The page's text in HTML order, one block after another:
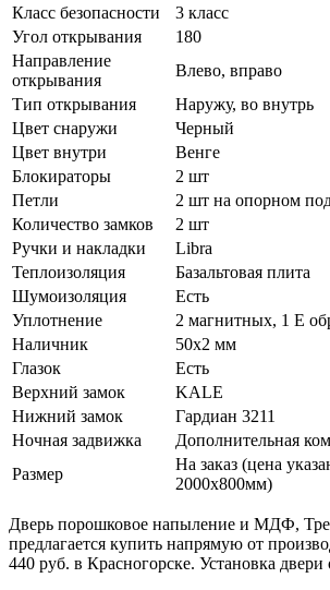
Класс безопасности
3 класс
Угол открывания
180
Направление
открывания
Влево, вправо
Тип открывания
Наружу, во внутрь
Цвет снаружи
Черный
Цвет внутри
Венге
Блокираторы
2 шт
Петли
2 шт на опорном
Количество замков
2 шт
Ручки и накладки
Libra
Теплоизоляция
Базальтовая плита
Шумоизоляция
Есть
Уплотнение
2 магнитных, 1 Е
Наличник
50х2 мм
Глазок
Есть
Верхний замок
KALE
Нижний замок
Гардиан 3211
Ночная задвижка
Дополнительная
Размер
На заказ (цена
2000х800мм)
Дверь порошковое напыление и МДФ,
предлагается купить напрямую от
440 руб. в Красногорске. Установка двери